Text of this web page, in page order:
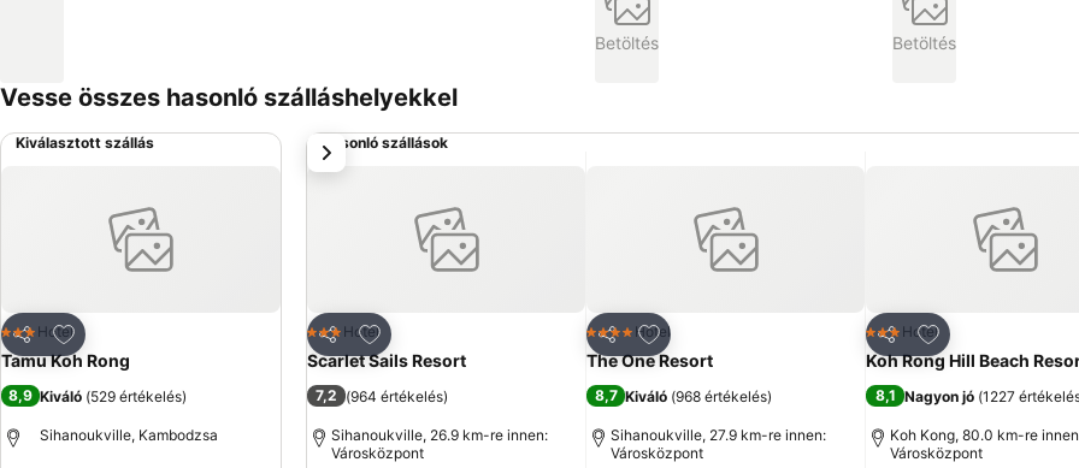
Betöltés Betöltés
Vesse összes hasonló szálláshelyekkel
Kiválasztott szállás
Megosztás
Hozzáadás a kedvencekhez
3 Kategória
Hotel
Tamu Koh Rong
8,9 Kiváló (529 értékelés)
Sihanoukville, Kambodzsa
Hasonló szállások
Megosztás
Hozzáadás a kedvencekhez
3 Kategória
Hotel
Scarlet Sails Resort
7,2 (964 értékelés)
Sihanoukville, 26.9 km-re innen:
Városközpont
Megosztás
Hozzáadás a kedvencekhez
4 Kategória
Hotel
The One Resort
8,7 Kiváló (968 értékelés)
Sihanoukville, 27.9 km-re innen:
Városközpont
Megosztás
Hozzáadás a
3 Kategória
Hotel
Koh Rong Hill Beach
8,1 Nagyon jó (1227
Koh Kong, 80.0 km-re
Városközpont
következő